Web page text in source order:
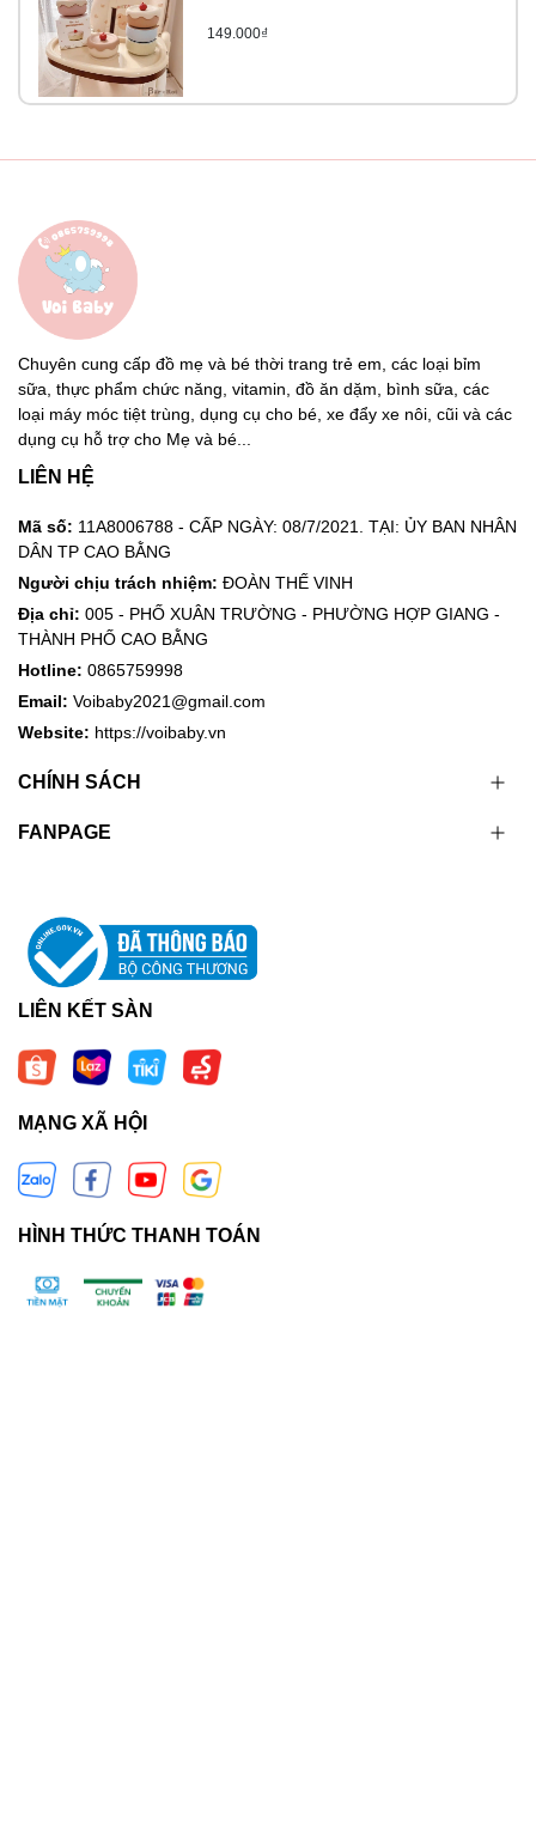
149.000₫
Chuyên cung cấp đồ mẹ và bé thời trang trẻ em, các loại bỉm
sữa, thực phẩm chức năng, vitamin, đồ ăn dặm, bình sữa, các
loại máy móc tiệt trùng, dụng cụ cho bé, xe đẩy xe nôi, cũi và các
dụng cụ hỗ trợ cho Mẹ và bé...
LIÊN HỆ
Mã số: 11A8006788 - CẤP NGÀY: 08/7/2021. TẠI: ỦY BAN NHÂN
DÂN TP CAO BẰNG
Người chịu trách nhiệm: ĐOÀN THẾ VINH
Địa chỉ: 005 - PHỐ XUÂN TRƯỜNG - PHƯỜNG HỢP GIANG -
THÀNH PHỐ CAO BẰNG
Hotline: 0865759998
Email: Voibaby2021@gmail.com
Website: https://voibaby.vn
CHÍNH SÁCH
FANPAGE
LIÊN KẾT SÀN
MẠNG XÃ HỘI
HÌNH THỨC THANH TOÁN